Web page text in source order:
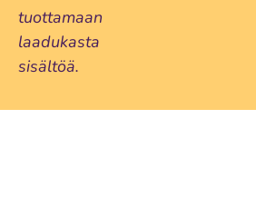
tuottamaan
laadukasta
sisältöä.